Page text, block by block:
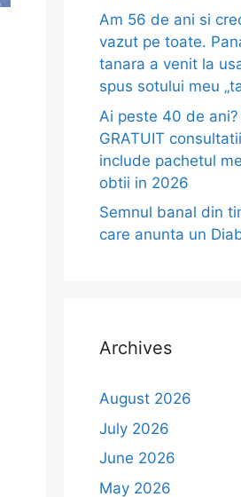
Am 56 de ani si
vazut pe toate.
tanara a venit la
spus sotului meu
Ai peste 40 de
GRATUIT
include pachetul
obtii in 2026
Semnul banal din
care anunta un
Archives
August 2026
July 2026
June 2026
May 2026